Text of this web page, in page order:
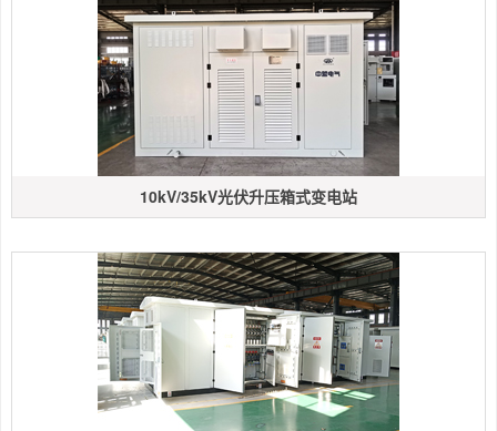
10kV/35kV光伏升压箱式变电站